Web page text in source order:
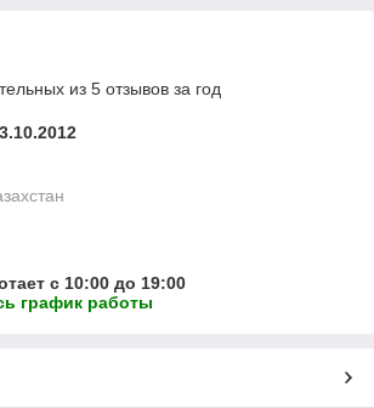
из 5 отзывов за год
с 10:00 до 19:00
график работы